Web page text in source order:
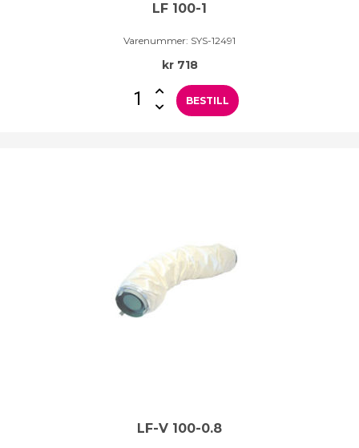
LF 100-1
Varenummer: SYS-12491
kr718
BESTILL
LF-V 100-0.8